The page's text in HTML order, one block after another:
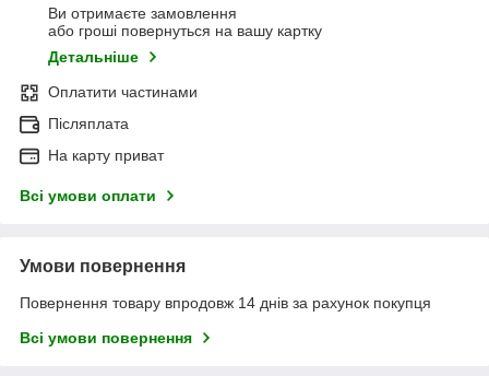
Ви отримаєте замовлення
або гроші повернуться на вашу картку
Детальніше
Оплатити частинами
Післяплата
На карту приват
Всі умови оплати
Умови повернення
Повернення товару впродовж 14 днів за рахунок покупця
Всі умови повернення